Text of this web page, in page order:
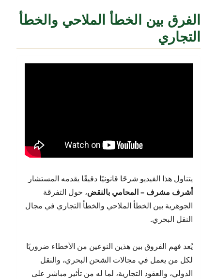
الفرق بين الخطأ الملاحي والخطأ
التجاري
يتناول هذا الفيديو شرحًا قانونيًا دقيقًا يقدمه المستشار
أشرف مشرف – المحامي بالنقض، حول التفرقة
الجوهرية بين الخطأ الملاحي والخطأ التجاري في مجال
النقل البحري.
يُعد فهم الفروق بين هذين النوعين من الأخطاء ضروريًا
لكل من يعمل في مجالات الشحن البحري، والنقل
الدولي، والعقود التجارية، لما له من تأثير مباشر على